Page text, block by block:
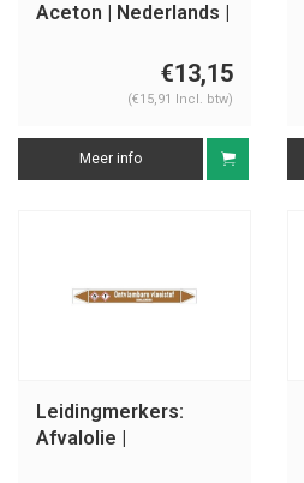
Aceton | Nederlands |
€13,15
(€15,91 Incl. btw)
Meer info
Leidingmerkers:
Afvalolie |